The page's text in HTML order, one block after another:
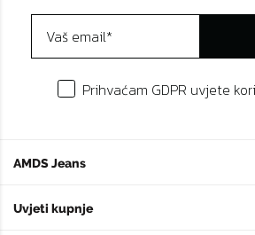
AMDS Jeans
Uvjeti kupnje
Prihvaćam GDPR uvjete